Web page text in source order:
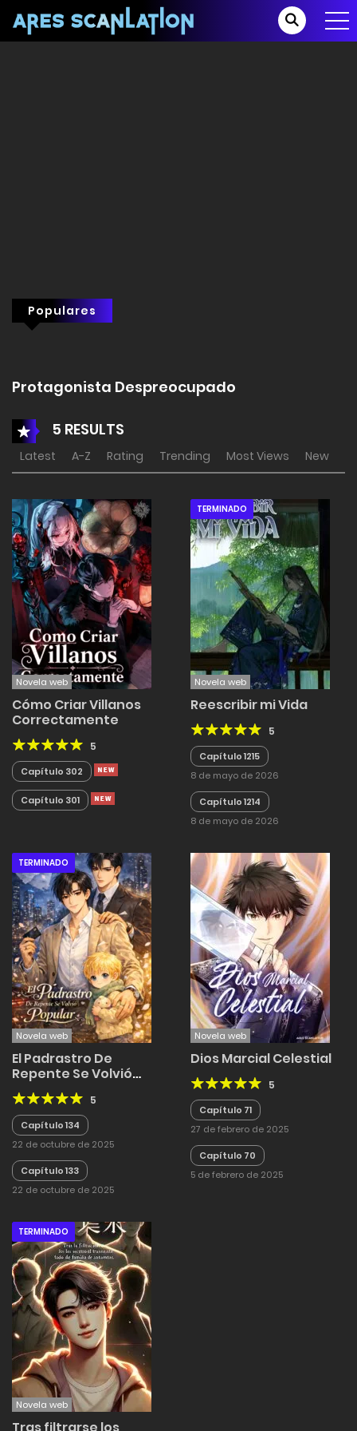
Populares
Protagonista Despreocupado
5 RESULTS
Latest A-Z Rating Trending Most Views New
Novela web
Cómo Criar Villanos
Correctamente
5
Capítulo 302
Capítulo 301
TERMINADO
Novela web
Reescribir mi Vida
5
Capítulo 1215
8 de mayo de 2026
Capítulo 1214
8 de mayo de 2026
TERMINADO
Novela web
El Padrastro De
Repente Se Volvió
Popular
5
Capítulo 134
22 de octubre de 2025
Capítulo 133
22 de octubre de 2025
Novela web
Dios Marcial Celestial
5
Capítulo 71
27 de febrero de 2025
Capítulo 70
5 de febrero de 2025
TERMINADO
Novela web